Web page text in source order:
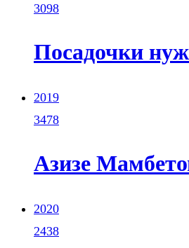
3098
Посадочки
2019
3478
Азизе
2020
2438